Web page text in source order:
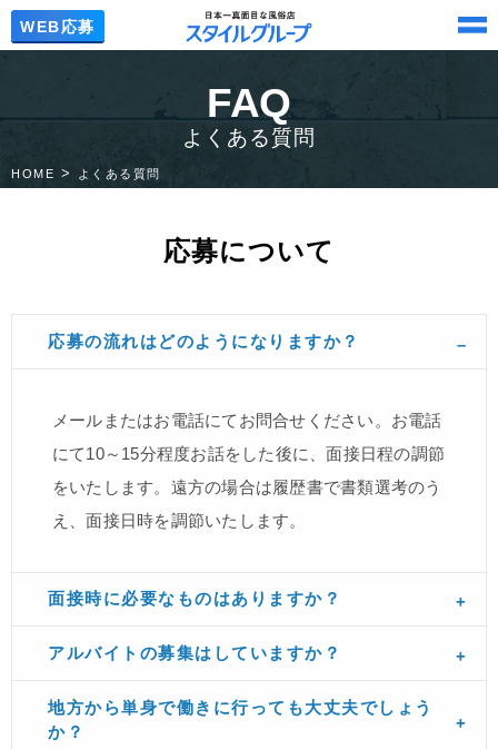
WEB応募
FAQ
よくある質問
HOME よくある質問
応募について
応募の流れはどのようになりますか？
メールまたはお電話にてお問合せください。お電話
にて10～15分程度お話をした後に、面接日程の調節
をいたします。遠方の場合は履歴書で書類選考のう
え、面接日時を調節いたします。
面接時に必要なものはありますか？
アルバイトの募集はしていますか？
地方から単身で働きに行っても大丈夫でしょう
か？